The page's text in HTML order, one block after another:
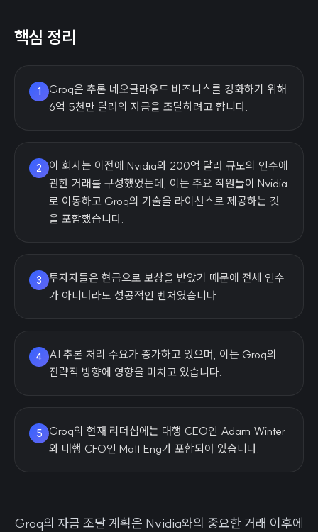
핵심 정리
1
Groq은 추론 네오클라우드 비즈니스를 강화하기 위해
6억 5천만 달러의 자금을 조달하려고 합니다.
2
이 회사는 이전에 Nvidia와 200억 달러 규모의 인수에
관한 거래를 구성했었는데, 이는 주요 직원들이 Nvidia
로 이동하고 Groq의 기술을 라이선스로 제공하는 것
을 포함했습니다.
3
투자자들은 현금으로 보상을 받았기 때문에 전체 인수
가 아니더라도 성공적인 벤처였습니다.
4
AI 추론 처리 수요가 증가하고 있으며, 이는 Groq의
전략적 방향에 영향을 미치고 있습니다.
5
Groq의 현재 리더십에는 대행 CEO인 Adam Winter
와 대행 CFO인 Matt Eng가 포함되어 있습니다.
Groq의 자금 조달 계획은 Nvidia와의 중요한 거래 이후에